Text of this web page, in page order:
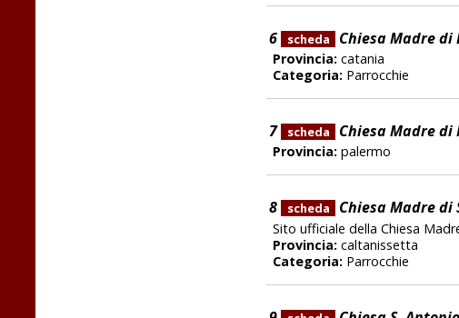
6 scheda Chiesa Madre di
Provincia: catania
Categoria: Parrocchie
7 scheda Chiesa Madre di
Provincia: palermo
8 scheda Chiesa Madre
Sito ufficiale della Chiesa
Provincia: caltanissetta
Categoria: Parrocchie